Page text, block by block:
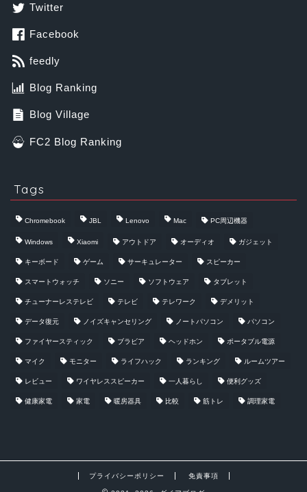
Twitter
Facebook
feedly
Blog Ranking
Blog Village
FC2 Blog Ranking
Tags
Chromebook JBL Lenovo Mac PC周辺機器
Windows Xiaomi アウトドア オーディオ ガジェット
キーボード ゲーム サーキュレーター スピーカー
スマートウォッチ ソニー ソフトウェア タブレット
チューナーレステレビ テレビ テレワーク デメリット
データ復元 ノイズキャンセリング ノートパソコン パソコン
ファイヤースティック ブラビア ヘッドホン ポータブル電源
マイク モニター ライフハック ランキング ルームツアー
レビュー ワイヤレススピーカー 一人暮らし 便利グッズ
健康家電 家電 暖房器具 比較 筋トレ 調理家電
プライバシーポリシー 免責事項